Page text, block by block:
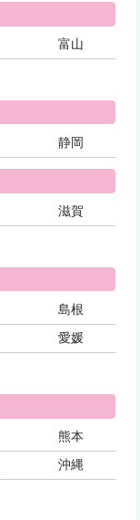
富山
静岡
滋賀
島根
愛媛
熊本
沖縄